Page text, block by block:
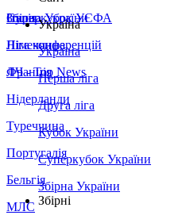
Збірна України
Італія
Німеччина
Франція
Нідерланди
Туреччина
Португалія
Бельгія
МЛС
Суперкубок УЄФА
Ліга конференцій
ЛЧ - Top News
Україна
Україна
Перша ліга
Друга ліга
Кубок України
Суперкубок України
Збірна України
Збірні